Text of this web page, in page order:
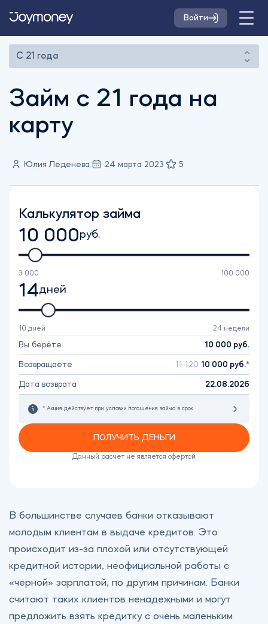
Войти
С 21 года
Займ с 21 года на
карту
Юлия Леденева 24 марта 2023 5
Калькулятор займа
10 000руб.
3 000 100 000
14дней
10 дней 24 недели
Вы берёте 10 000 руб.
Возвращаете 11 120 10 000 руб.
Дата возврата 22.08.2026
* Акция действует при условии погашения займа в срок
ПОЛУЧИТЬ ДЕНЬГИ
Данный расчет не является офертой
В большинстве случаев банки отказывают
молодым клиентам в выдаче кредитов. Это
происходит из-за плохой или отсутствующей
кредитной истории, неофициальной работы с
«черной» зарплатой, по другим причинам. Банки
считают таких клиентов ‎ненадежными и могут
предложить взять кредитку с очень маленьким